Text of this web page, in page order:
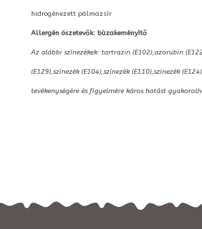
hidrogénezett pálmazsír
Allergén öszetevők: búzakeményítő
Az alábbi színezékek: tartrazin (E102),azorubin
(E129),színezék (E104),színezék (E110),színezék
tevékenységére és figyelmére káros hatást